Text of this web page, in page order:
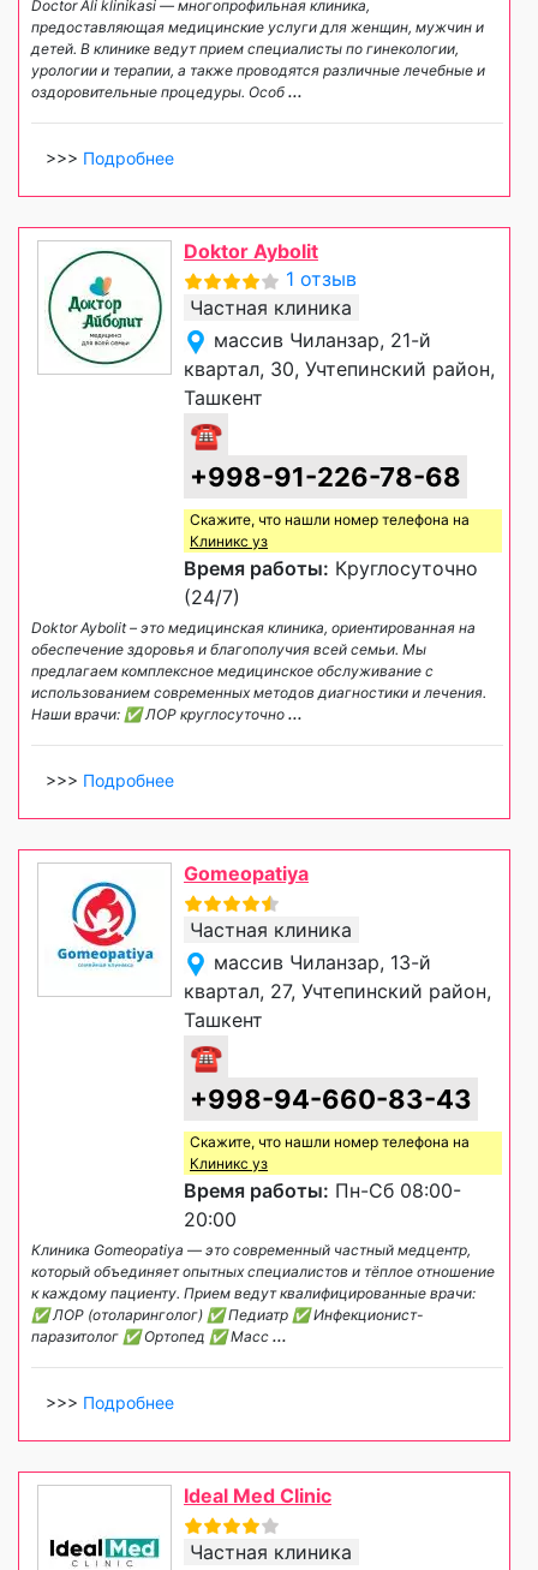
Doctor Ali klinikasi — многопрофильная клиника,
предоставляющая медицинские услуги для женщин, мужчин и
детей. В клинике ведут прием специалисты по гинекологии,
урологии и терапии, а также проводятся различные лечебные и
оздоровительные процедуры. Особ ...
>>> Подробнее
Doktor Aybolit
1 отзыв
Частная клиника
массив Чиланзар, 21-й
квартал, 30, Учтепинский район,
Ташкент
☎
+998-91-226-78-68
Скажите, что нашли номер телефона на
Клиникс уз
Время работы: Круглосуточно
(24/7)
Doktor Aybolit – это медицинская клиника, ориентированная на
обеспечение здоровья и благополучия всей семьи. Мы
предлагаем комплексное медицинское обслуживание с
использованием современных методов диагностики и лечения.
Наши врачи: ✅ ЛОР круглосуточно ...
>>> Подробнее
Gomeopatiya
Частная клиника
массив Чиланзар, 13-й
квартал, 27, Учтепинский район,
Ташкент
☎
+998-94-660-83-43
Скажите, что нашли номер телефона на
Клиникс уз
Время работы: Пн-Сб 08:00-
20:00
Клиника Gomeopatiya — это современный частный медцентр,
который объединяет опытных специалистов и тёплое отношение
к каждому пациенту. Прием ведут квалифицированные врачи:
✅ ЛОР (отоларинголог) ✅ Педиатр ✅ Инфекционист-
паразитолог ✅ Ортопед ✅ Масс ...
>>> Подробнее
Ideal Med Clinic
Частная клиника